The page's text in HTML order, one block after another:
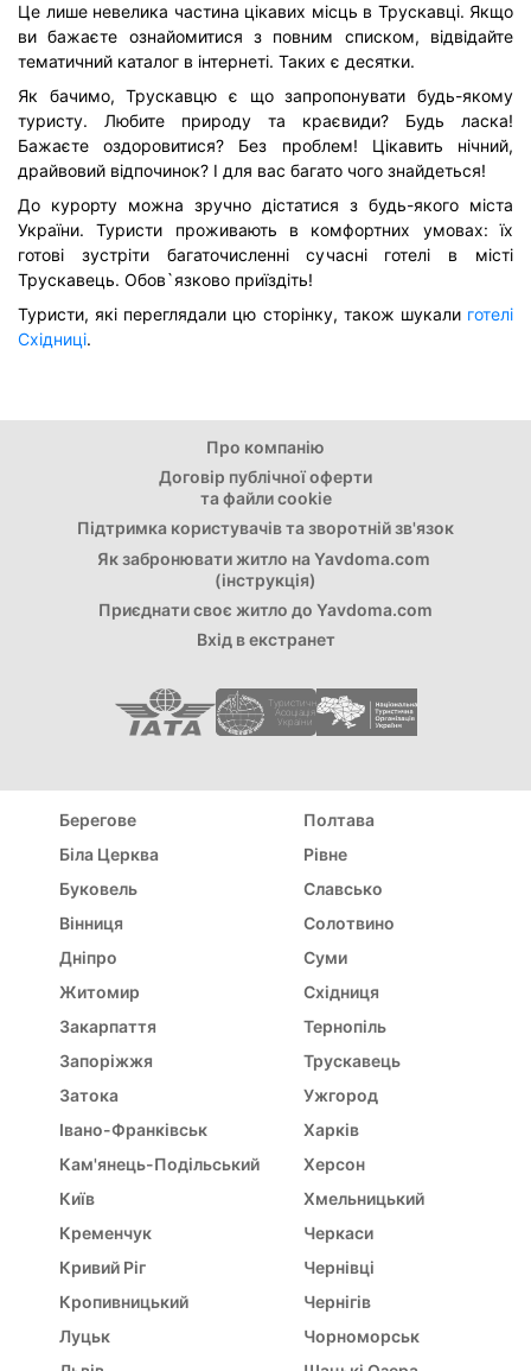
Це лише невелика частина цікавих місць в Трускавці. Якщо
ви бажаєте ознайомитися з повним списком, відвідайте
тематичний каталог в інтернеті. Таких є десятки.
Як бачимо, Трускавцю є що запропонувати будь-якому
туристу. Любите природу та краєвиди? Будь ласка!
Бажаєте оздоровитися? Без проблем! Цікавить нічний,
драйвовий відпочинок? І для вас багато чого знайдеться!
До курорту можна зручно дістатися з будь-якого міста
України. Туристи проживають в комфортних умовах: їх
готові зустріти багаточисленні сучасні готелі в місті
Трускавець. Обов`язково приїздіть!
Туристи, які переглядали цю сторінку, також шукали готелі
Східниці.
Про компанію
Договір публічної оферти
та файли cookie
Підтримка користувачів та зворотній зв'язок
Як забронювати житло на Yavdoma.com
(інструкція)
Приєднати свoє житло до Yavdoma.com
Вхід в екстранет
Туристична
Асоціація
України
Берегове
Біла Церква
Буковель
Вінниця
Дніпро
Житомир
Закарпаття
Запоріжжя
Затока
Івано-Франківськ
Кам'янець-Подільський
Київ
Кременчук
Кривий Ріг
Кропивницький
Луцьк
Полтава
Рівне
Славсько
Солотвино
Суми
Східниця
Тернопіль
Трускавець
Ужгород
Харків
Херсон
Хмельницький
Черкаси
Чернівці
Чернігів
Чорноморськ